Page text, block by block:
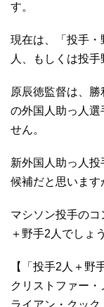
す。
現在は、「投手
人、もしくは投手
原辰徳監督は、
の外国人助っ人選
せん。
新外国人助っ人
候補だと思います
マシソン投手の
＋野手2人でしょう
【「投手2人＋野
クリストファー・
ライアン・クック